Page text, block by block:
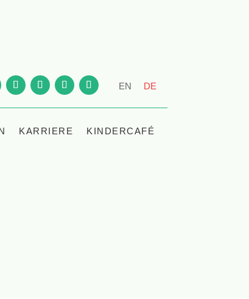
EN DE
KARRIERE KINDERCAFÉ